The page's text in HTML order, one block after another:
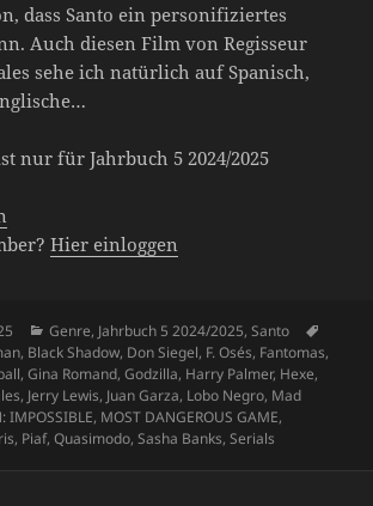
dass Santo ein personifiziertes
Auch diesen Film von Regisseur
sehe ich natürlich auf Spanisch,
nur für Jahrbuch 5 2024/2025
Hier einloggen
Kategorien
Genre, Jahrbuch 5 2024/2025,Santo
, Black Shadow, Don Siegel, F. Osés, Fantomas,
,Gina Romand,Godzilla, Harry Palmer, Hexe,
, Jerry Lewis, Juan Garza, Lobo Negro, Mad
IMPOSSIBLE, MOST DANGEROUS GAME,
, Piaf,Quasimodo,Sasha Banks,Serials